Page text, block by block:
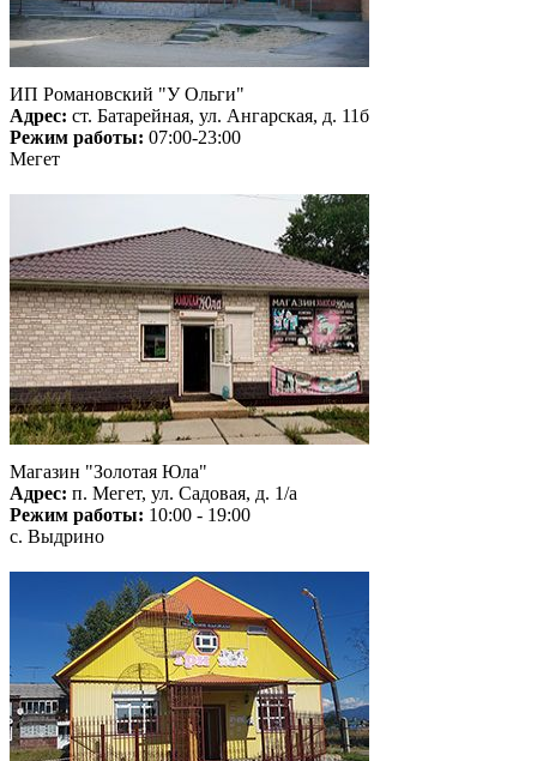
ИП Романовский "У Ольги"
Адрес: ст. Батарейная, ул. Ангарская, д. 11б
Режим работы: 07:00-23:00
Мегет
Магазин "Золотая Юла"
Адрес: п. Мегет, ул. Садовая, д. 1/а
Режим работы: 10:00 - 19:00
с. Выдрино